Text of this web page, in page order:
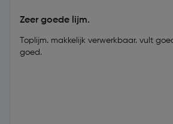
Zeer goede lijm.
Toplijm. makkelijk verwerkbaar. vult
goed.